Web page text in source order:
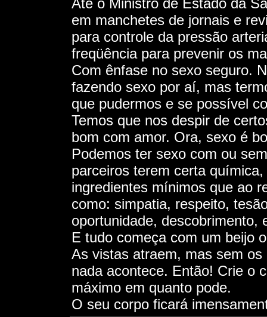
Até o Ministro de Estado da
em manchetes de jornais e
para controle da pressão
freqüência para prevenir os
Com ênfase no sexo seguro.
fazendo sexo por aí, mas
que pudermos e se possível
Temos que nos despir de
bom com amor. Ora, sexo é
Podemos ter sexo com ou
parceiros terem certa
ingredientes mínimos que ao
como: simpatia, respeito,
oportunidade, descobrimento,
E tudo começa com um beijo
As vistas atraem, mas sem
nada acontece. Então! Crie o
máximo em quanto pode.
O seu corpo ficará